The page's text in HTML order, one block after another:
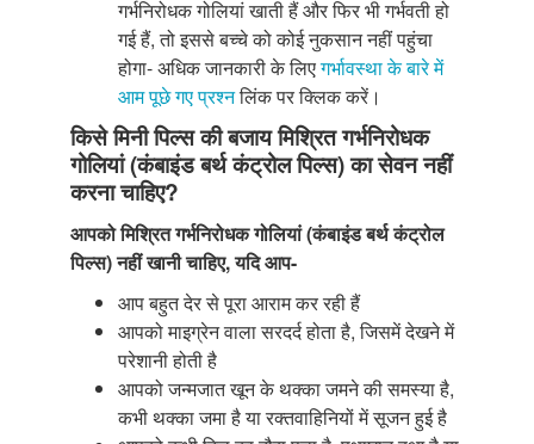
गर्भनिरोधक गोलियां खाती हैं और फिर भी गर्भवती हो
गई हैं, तो इससे बच्चे को कोई नुकसान नहीं पहुंचा
होगा- अधिक जानकारी के लिएगर्भावस्था के बारे में
आम पूछे गए प्रश्नलिंक पर क्लिक करें।
किसे मिनी पिल्स की बजाय मिश्रित गर्भनिरोधक
गोलियां (कंबाइंड बर्थ कंट्रोल पिल्स) का सेवन नहीं
करना चाहिए?
आपको मिश्रित गर्भनिरोधक गोलियां (कंबाइंड बर्थ कंट्रोल
पिल्स) नहीं खानी चाहिए, यदि आप-
आप बहुत देर से पूरा आराम कर रही हैं
आपको माइग्रेन वाला सरदर्द होता है, जिसमें देखने में
परेशानी होती है
आपको जन्मजात खून के थक्का जमने की समस्या है,
कभी थक्का जमा है या रक्तवाहिनियों में सूजन हुई है